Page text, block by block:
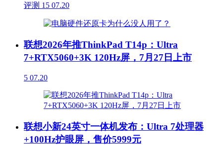
评测 15 07.20
联想2026年推ThinkPad T14p：Ultra
7+RTX5060+3K 120Hz屏，7月27日上市
5 07.20
联想小新24英寸一体机发布：Ultra 7处理器
+100Hz护眼屏，售价5999元